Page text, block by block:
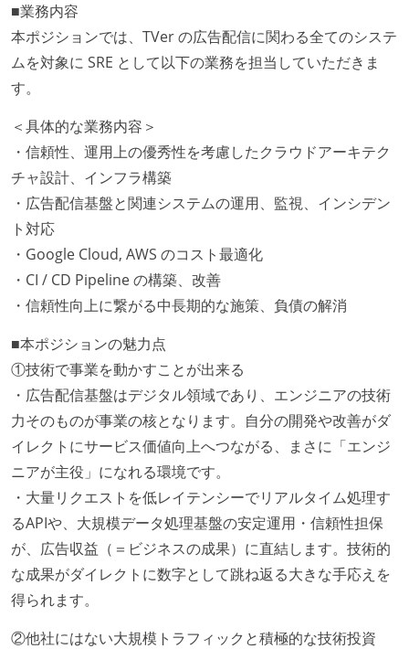
■業務内容
本ポジションでは、TVer の広告配信に関わる全てのシステ
ムを対象に SRE として以下の業務を担当していただきま
す。
＜具体的な業務内容＞
・信頼性、運用上の優秀性を考慮したクラウドアーキテク
チャ設計、インフラ構築
・広告配信基盤と関連システムの運用、監視、インシデン
ト対応
・Google Cloud, AWS のコスト最適化
・CI / CD Pipeline の構築、改善
・信頼性向上に繋がる中長期的な施策、負債の解消
■本ポジションの魅力点
①技術で事業を動かすことが出来る
・広告配信基盤はデジタル領域であり、エンジニアの技術
力そのものが事業の核となります。自分の開発や改善がダ
イレクトにサービス価値向上へつながる、まさに「エンジ
ニアが主役」になれる環境です。
・大量リクエストを低レイテンシーでリアルタイム処理す
るAPIや、大規模データ処理基盤の安定運用・信頼性担保
が、広告収益（＝ビジネスの成果）に直結します。技術的
な成果がダイレクトに数字として跳ね返る大きな手応えを
得られます。
②他社にはない大規模トラフィックと積極的な技術投資